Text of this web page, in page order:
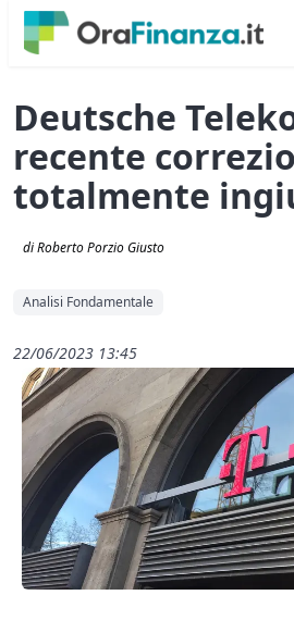
Deutsche
recente
totalmente
di Roberto Porzio Giusto
Analisi Fondamentale
22/06/2023 13:45